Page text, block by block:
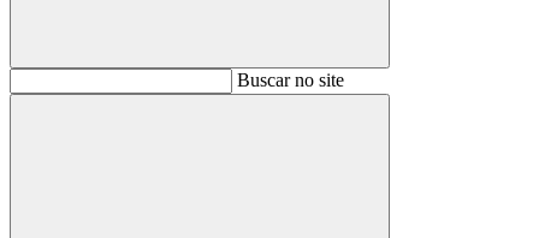
BuscarBuscar no site